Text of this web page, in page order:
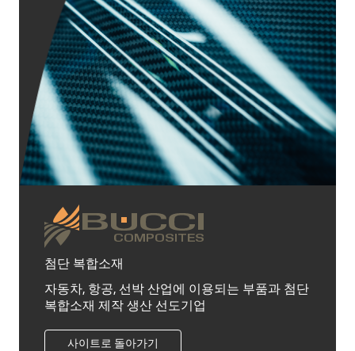
첨단 복합소재
자동차, 항공, 선박 산업에 이용되는 부품과 첨단
복합소재 제작 생산 선도기업
사이트로 돌아가기